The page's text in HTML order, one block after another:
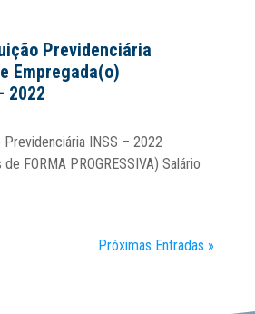
Previdenciária
Empregada(o)
2022
Previdenciária INSS – 2022
FORMA PROGRESSIVA) Salário
Próximas Entradas »